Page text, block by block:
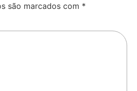
são marcados com *